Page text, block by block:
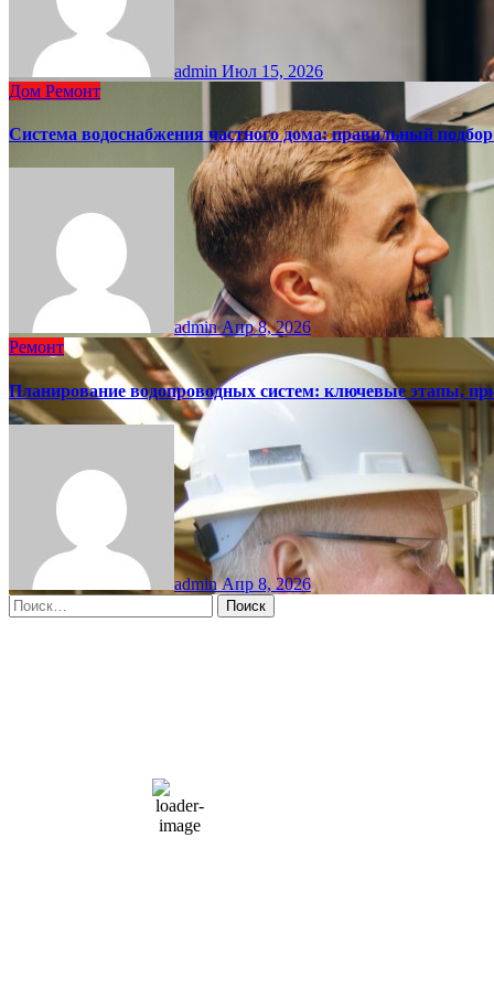
admin Июл 15, 2026
Дом Ремонт
Система водоснабжения частного дома: правильный
adminАпр 8, 2026
Ремонт
Планирование водопроводных систем: ключевые этапы,
adminАпр 8, 2026
Найти:
66 %
1004 мб
10 mph